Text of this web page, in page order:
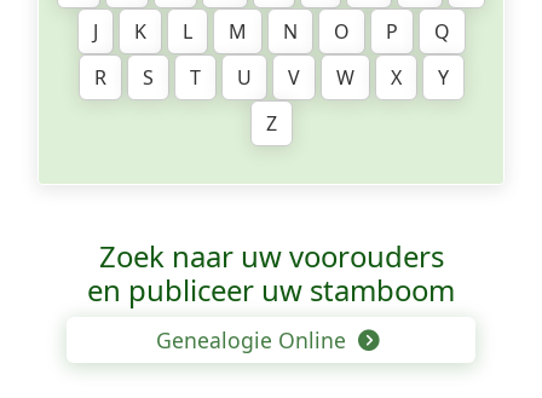
J
K L M N O P
Q
R
S T U V W X
Y
Z
Zoek naar uw voorouders
en publiceer uw stamboom
Genealogie Online